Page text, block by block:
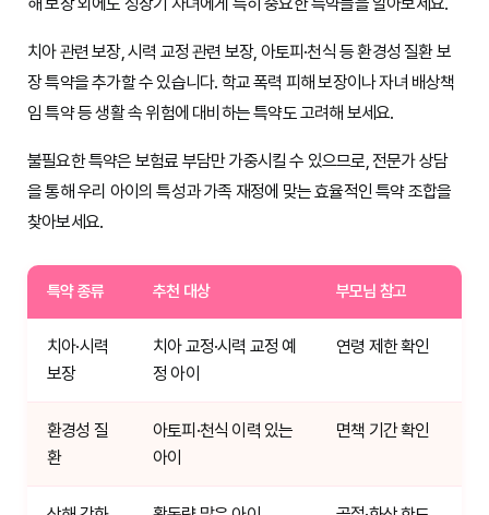
치아 관련 보장, 시력 교정 관련 보장, 아토피·천식 등 환경성 질환 보
장 특약을 추가할 수 있습니다. 학교 폭력 피해 보장이나 자녀 배상책
임 특약 등 생활 속 위험에 대비하는 특약도 고려해 보세요.
불필요한 특약은 보험료 부담만 가중시킬 수 있으므로, 전문가 상담
을 통해 우리 아이의 특성과 가족 재정에 맞는 효율적인 특약 조합을
찾아보세요.
특약 종류 추천 대상 부모님 참고
치아·시력
보장
치아 교정·시력 교정 예
정 아이
연령 제한 확인
환경성 질
환
아토피·천식 이력 있는
아이
면책 기간 확인